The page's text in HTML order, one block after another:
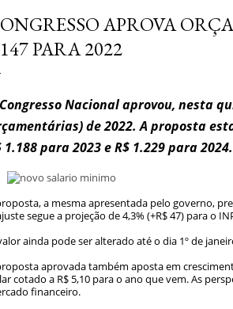
APROVA
PARA 2022
Nacional aprovou, nesta
de 2022. A proposta
1.188 para 2023 e R$ 1.229 para 2024.
a mesma apresentada pelo governo,
segue a projeção de 4,3% (+R$ 47) para o
ainda pode ser alterado até o dia 1º de
aprovada também aposta em
cotado a R$ 5,10 para o ano que vem. As
financeiro.